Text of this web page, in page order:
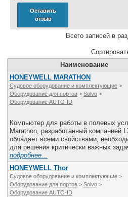
Оставить
отзыв
Всего записей в
Наименование
HONEYWELL MARATHON
Судовое оборудование и комплектующие >
Оборудование для портов > Solvo >
Оборудование AUTO-ID
Компьютер для работы в полевых
Marathon, разработанный компанией
обладает всеми свойствами,
для решения критически важных
подробнее...
HONEYWELL Thor
Судовое оборудование и комплектующие >
Оборудование для портов > Solvo >
Оборудование AUTO-ID